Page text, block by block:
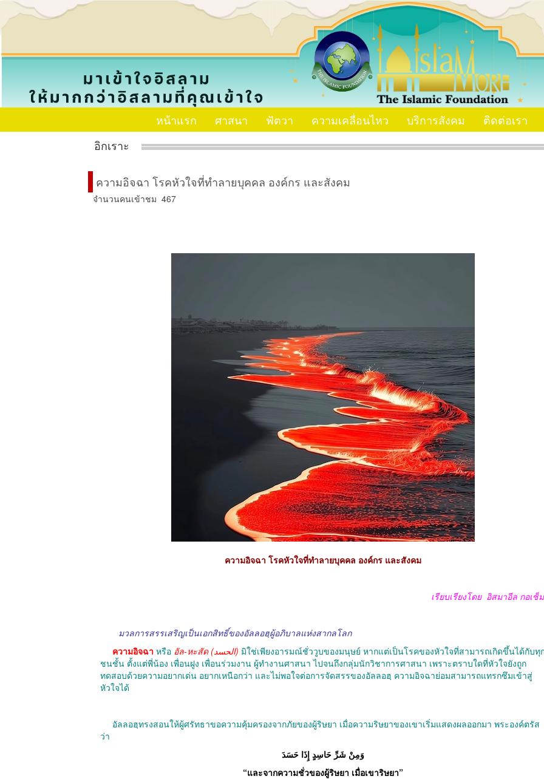
หน้าแรก ศาสนา ฟัตวา ความเคลื่อนไหว บริการสังคม
ติดต่อเรา
อิกเราะ
ความอิจฉา โรคหัวใจที่ทำลายบุคคล องค์กร และสังคม
จำนวนคนเข้าชม 467
ความอิจฉา โรคหัวใจที่ทำลายบุคคล องค์กร และสังคม
เรียบเรียงโดย อิสมาอีล กอเซ็ม
มวลการสรรเสริญเป็นเอกสิทธิ์ของอัลลอฮฺผู้อภิบาลแห่งสากลโลก
ความอิจฉา หรือ อัล-หะสัด (الحسد) มิใช่เพียงอารมณ์ชั่ววูบของมนุษย์ หากแต่เป็นโรคของหัวใจที่สามารถเกิดขึ้นได้กับทุ
ชนชั้น ตั้งแต่พี่น้อง เพื่อนฝูง เพื่อนร่วมงาน ผู้ทำงานศาสนา ไปจนถึงกลุ่มนักวิชาการศาสนา เพราะตราบใดที่หัวใจยังถูก
ทดสอบด้วยความอยากเด่น อยากเหนือกว่า และไม่พอใจต่อการจัดสรรของอัลลอฮฺ ความอิจฉาย่อมสามารถแทรกซึมเข้าสู่
หัวใจได้
อัลลอฮฺทรงสอนให้ผู้ศรัทธาขอความคุ้มครองจากภัยของผู้ริษยา เมื่อความริษยาของเขาเริ่มแสดงผลออกมา พระองค์ตรัส
ว่า
وَمِنْ شَرِّ حَاسِدٍ إِذَا حَسَدَ
“และจากความชั่วของผู้ริษยา เมื่อเขาริษยา”